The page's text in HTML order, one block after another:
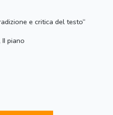
e critica del testo“
piano